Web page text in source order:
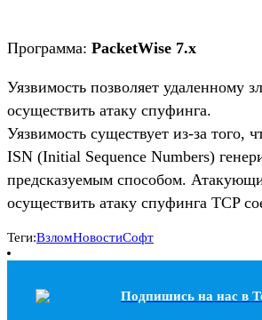
Программа: PacketWise 7.x
Уязвимость позволяет удаленному
осуществить атаку спуфинга.
Уязвимость существует из-за того,
ISN (Initial Sequence Numbers)
предсказуемым способом.
осуществить атаку спуфинга TCP
Теги:ВзломНовостиСофт
Подпишись на наc в